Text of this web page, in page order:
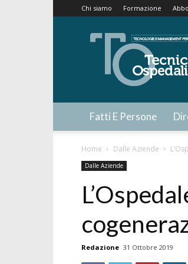
Chi siamo Formazione
Tecnica
Ospedaliera
Fatti E Persone
Home Dalle Aziende
Dalle Aziende
Redazione 31 Ottobre 2019